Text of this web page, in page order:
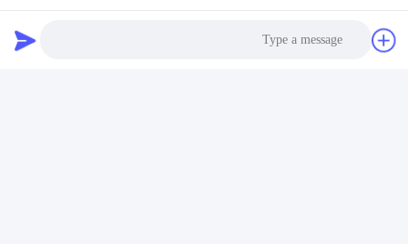
Lianyungang Baishun Medical Treatment